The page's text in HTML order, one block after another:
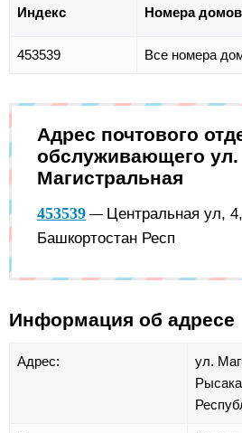
Индекс Номера домов
453539 Все номера
Адрес почтового
обслуживающего ул.
Магистральная
453539 — Центральная ул,
Башкортостан Респ
Информация об адресе
Адрес: ул.